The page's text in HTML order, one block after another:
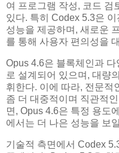
여 프로그램 작성, 코드 검
있다. 특히 Codex 5.3은
성능을 제공하며, 새로운
를 통해 사용자 편의성을
Opus 4.6은 블록체인과
로 설계되어 있으며, 대량
휘한다. 이에 따라, 전문적
좀 더 대중적이며 직관적
면, Opus 4.6은 특정 용도
에서는 더 나은 성능을 보
기술적 측면에서 Codex